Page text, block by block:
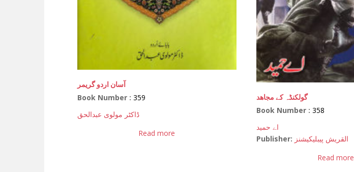
آسان اردو گریمر
Book Number : 359
ڈاکٹر مولوی عبدالحق
Read more
گولکنڈہ کے مجاھد
Book Number :358
اے حمید
Publisher: القریش پیبلیکیشنز
Read more